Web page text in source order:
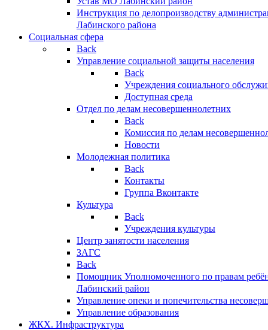
Инструкция по делопроизводству
Лабинского района
Социальная сфера
Back
Управление социальной защиты населения
Back
Учреждения социального
Доступная среда
Отдел по делам несовершеннолетних
Back
Комиссия по делам
Новости
Молодежная политика
Back
Контакты
Группа Вконтакте
Культура
Back
Учреждения культуры
Центр занятости населения
ЗАГС
Back
Помощник Уполномоченного по правам
Лабинский район
Управление опеки и попечительства
Управление образования
ЖКХ. Инфраструктура